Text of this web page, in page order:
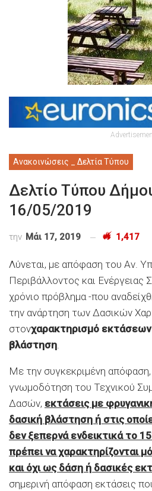
Ανακοινώσεις _ Δελτία Τύπου
Δελτίο Τύπου
16/05/2019
την Μάι 17, 2019 1,417
Λύνεται, με απόφαση του Αν.
Περιβάλλοντος και
χρόνιο πρόβλημα -που
την ανάρτηση των Δασικών
στονχαρακτηρισμό εκτάσεων
βλάστηση.
Με την συγκεκριμένη
γνωμοδότηση του Τεχνικού
Δασών, εκτάσεις με
δασική βλάστηση ή στις
δεν ξεπερνά ενδεικτικά το
πρέπει να χαρακτηρίζονται
και όχι ως δάση ή δασικές
σημερινή απόφαση εκτάσεις